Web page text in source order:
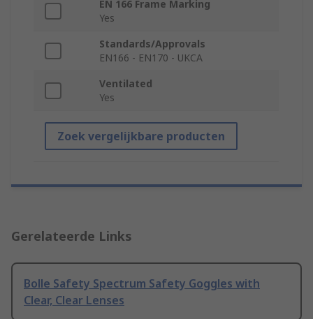
EN 166 Frame Marking
Yes
Standards/Approvals
EN166 - EN170 - UKCA
Ventilated
Yes
Zoek vergelijkbare producten
Gerelateerde Links
Bolle Safety Spectrum Safety Goggles with
Clear, Clear Lenses